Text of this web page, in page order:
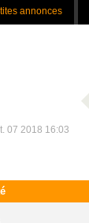
annonces
07 2018 16:03